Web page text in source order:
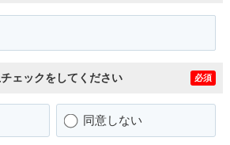
ェックをしてください 必須
同意しない